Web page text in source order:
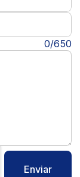
0/650
Enviar